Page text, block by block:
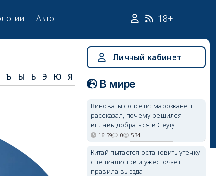
Авто 18+
Ъ Ы Ь Э Ю Я
Личный кабинет
В мире
Виноваты соцсети: марокканец
рассказал, почему решился
вплавь добраться в Сеуту
16:59 0 534
Китай пытается остановить утечку
специалистов и ужесточает
правила выезда